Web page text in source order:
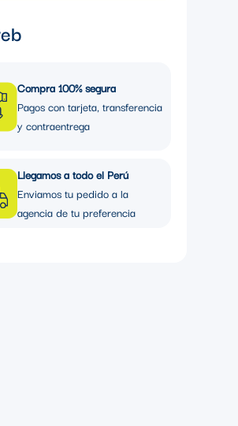
Compra 100% segura
Pagos con tarjeta, transferencia
y contraentrega
Llegamos a todo el Perú
Enviamos tu pedido a la
agencia de tu preferencia